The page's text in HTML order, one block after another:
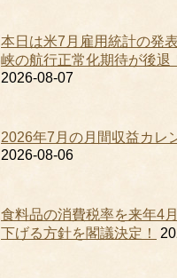
本日は米7月雇用統計の発
峡の航行正常化期待が後退
2026-08-07
2026年7月の月間収益カレ
2026-08-06
食料品の消費税率を来年4
下げる方針を閣議決定！